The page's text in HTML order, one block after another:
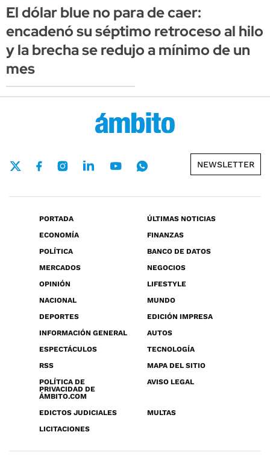
El dólar blue no para de caer:
encadenó su séptimo retroceso al hilo
y la brecha se redujo a mínimo de un
mes
NEWSLETTER
PORTADA
ÚLTIMAS NOTICIAS
ECONOMÍA
FINANZAS
POLÍTICA
BANCO DE DATOS
MERCADOS
NEGOCIOS
OPINIÓN
LIFESTYLE
NACIONAL
MUNDO
DEPORTES
EDICIÓN IMPRESA
INFORMACIÓN GENERAL
AUTOS
ESPECTÁCULOS
TECNOLOGÍA
RSS
MAPA DEL SITIO
POLÍTICA DE
PRIVACIDAD DE
ÁMBITO.COM
AVISO LEGAL
EDICTOS JUDICIALES
MULTAS
LICITACIONES